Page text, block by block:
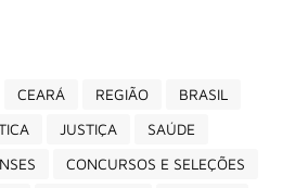
CEARÁ REGIÃO
BRASIL
JUSTIÇA
SAÚDE
CONCURSOS E SELEÇÕES